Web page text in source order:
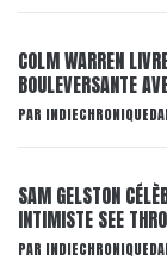
COLM WARREN
BOULEVERSANTE
PAR
SAM GELSTON
INTIMISTE SEE
PAR